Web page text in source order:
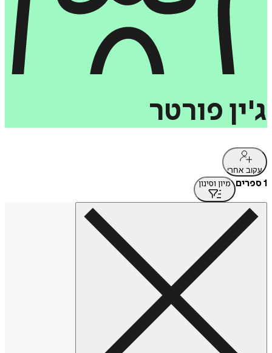
ג'ין פורטר
עקוב אחרי
1 ספרים מיון וסינון